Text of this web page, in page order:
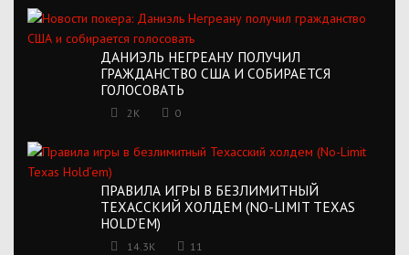
ДАНИЭЛЬ НЕГРЕАНУ ПОЛУЧИЛ
ГРАЖДАНСТВО США И СОБИРАЕТСЯ
ГОЛОСОВАТЬ
2K 0
ПРАВИЛА ИГРЫ В БЕЗЛИМИТНЫЙ
ТЕХАССКИЙ ХОЛДЕМ (NO-LIMIT TEXAS
HOLD’EM)
14.3K 11